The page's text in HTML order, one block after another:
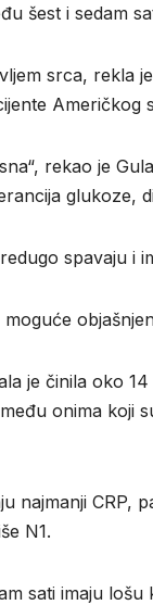
šest i sedam
srca, rekla
Američkog
rekao je
glukoze,
spavaju i
je činila oko
onima koji
najmanji
N1.
sati imaju